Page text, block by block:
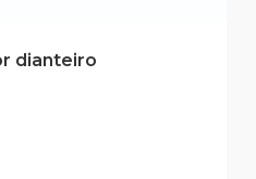
dianteiro